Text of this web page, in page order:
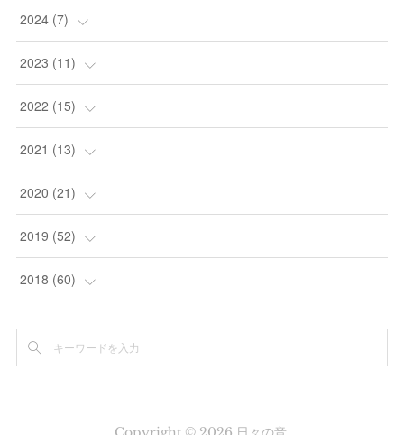
(1
( 1)
( 1)
2024 (7)
( 1)
( 1)
(1)
(1)
(1)
2023 (11)
(1)
(2)
(1)
(1)
( 2)
(3)
2022 (15)
(5)
(1)
(1)
(1)
2021 (13)
(1)
(2)
(1)
(2)
2020 (21)
(2)
(1)
(4)
2019 (52)
(1)
(2)
(2)
2018 (60)
(12)
(5)